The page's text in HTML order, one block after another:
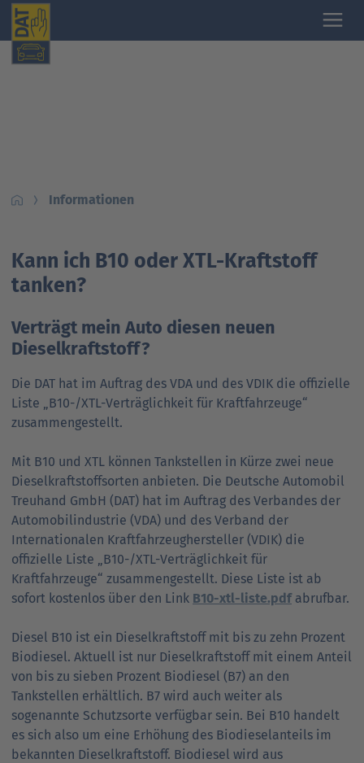
Informationen
Kann ich B10 oder XTL-Kraftstoff
tanken?
Verträgt mein Auto diesen neuen
Dieselkraftstoff?
Die DAT hat im Auftrag des VDA und des VDIK die offizielle
Liste „B10-/XTL-Verträglichkeit für Kraftfahrzeuge“
zusammengestellt.
Mit B10 und XTL können Tankstellen in Kürze zwei neue
Dieselkraftstoffsorten anbieten. Die Deutsche Automobil
Treuhand GmbH (DAT) hat im Auftrag des Verbandes der
Automobilindustrie (VDA) und des Verband der
Internationalen Kraftfahrzeughersteller (VDIK) die
offizielle Liste „B10-/XTL-Verträglichkeit für
Kraftfahrzeuge“ zusammengestellt. Diese Liste ist ab
sofort kostenlos über den Link B10-xtl-liste.pdfabrufbar.
Diesel B10 ist ein Dieselkraftstoff mit bis zu zehn Prozent
Biodiesel. Aktuell ist nur Dieselkraftstoff mit einem Anteil
von bis zu sieben Prozent Biodiesel (B7) an den
Tankstellen erhältlich. B7 wird auch weiter als
sogenannte Schutzsorte verfügbar sein. Bei B10 handelt
es sich also um eine Erhöhung des Biodieselanteils im
bekannten Dieselkraftstoff. Biodiesel wird aus